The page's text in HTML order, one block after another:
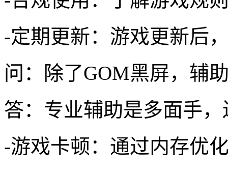
-定期更新：游戏更新后
问：除了GOM黑屏，辅
答：专业辅助是多面手
-游戏卡顿：通过内存优